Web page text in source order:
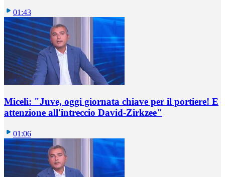
01:43
Miceli: "Juve, oggi giornata chiave per il portiere! E
attenzione all'intreccio David-Zirkzee"
01:06